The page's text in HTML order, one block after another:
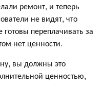
ремонт, и теперь
не видят, что
готовы переплачивать за
нет ценности.
вы должны это
ценностью,